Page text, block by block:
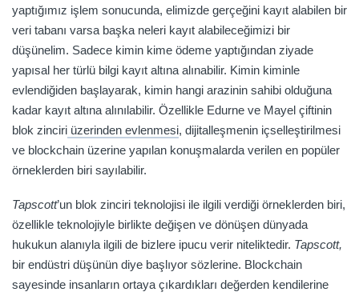
yaptığımız işlem sonucunda, elimizde gerçeğini kayıt alabilen bir
veri tabanı varsa başka neleri kayıt alabileceğimizi bir
düşünelim. Sadece kimin kime ödeme yaptığından ziyade
yapısal her türlü bilgi kayıt altına alınabilir. Kimin kiminle
evlendiğiden başlayarak, kimin hangi arazinin sahibi olduğuna
kadar kayıt altına alınılabilir. Özellikle Edurne ve Mayel çiftinin
blok zinciri üzerinden evlenmesi, dijitalleşmenin içselleştirilmesi
ve blockchain üzerine yapılan konuşmalarda verilen en popüler
örneklerden biri sayılabilir.
Tapscott’un blok zinciri teknolojisi ile ilgili verdiği örneklerden biri,
özellikle teknolojiyle birlikte değişen ve dönüşen dünyada
hukukun alanıyla ilgili de bizlere ipucu verir niteliktedir. Tapscott,
bir endüstri düşünün diye başlıyor sözlerine. Blockchain
sayesinde insanların ortaya çıkardıkları değerden kendilerine